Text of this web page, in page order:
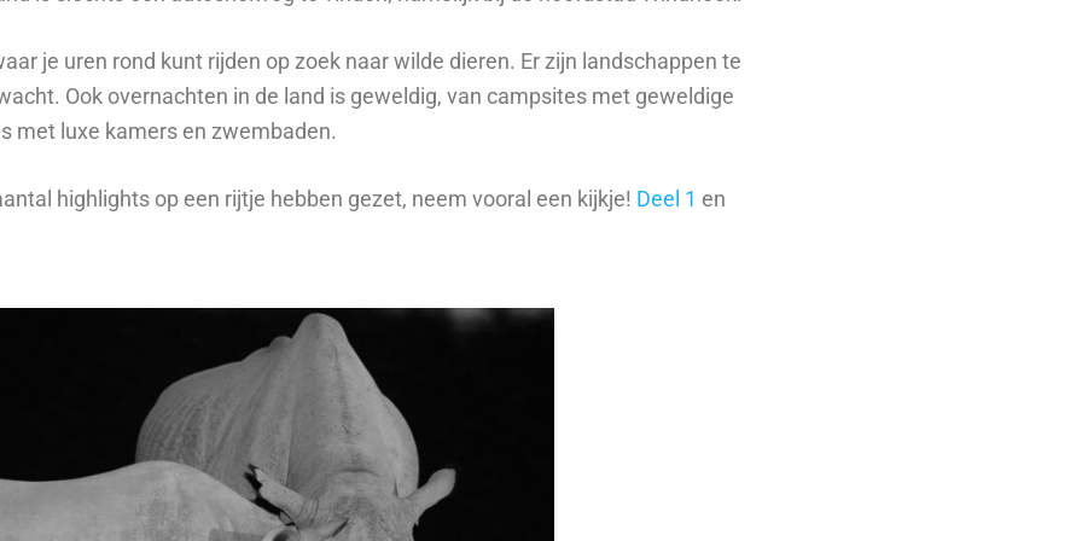
je uren rond kunt rijden op zoek naar wilde dieren. Er zijn landschappen te
Ook overnachten in de land is geweldig, van campsites met geweldige
met luxe kamers en zwembaden.
highlights op een rijtje hebben gezet, neem vooral een kijkje! Deel 1 en